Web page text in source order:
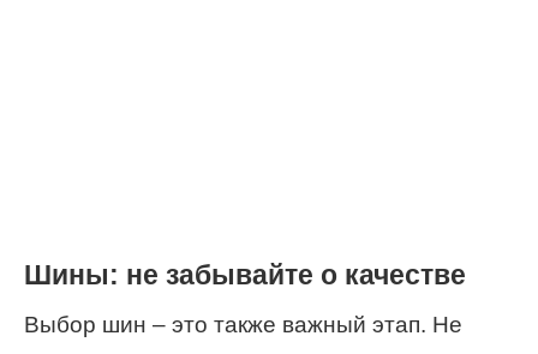
Шины: не забывайте о качестве
Выбор шин – это также важный этап. Не